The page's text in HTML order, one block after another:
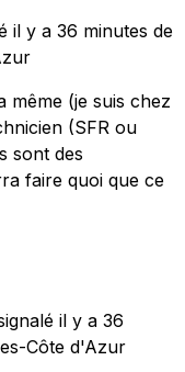
il y a 36 minutes de
même (je suis chez
(SFR ou
sont des
faire quoi que ce
il y a 36
Côte d'Azur